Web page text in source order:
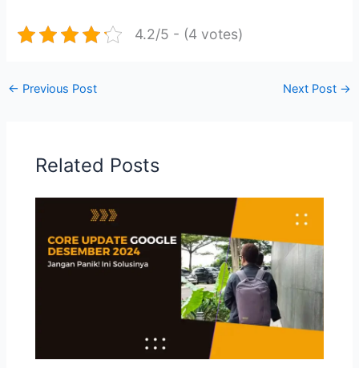
4.2/5 - (4 votes)
← Previous Post Next Post →
Related Posts